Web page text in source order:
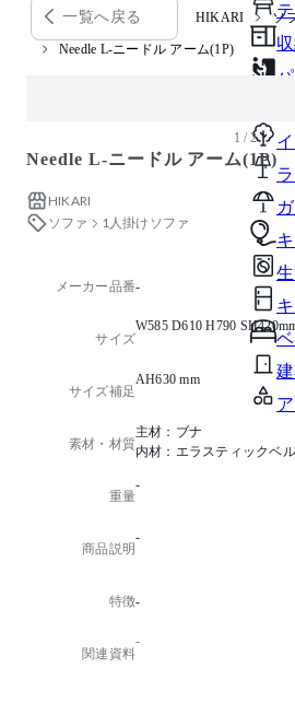
一覧へ戻る HIKARI ソ
Needle L-ニードル アーム(1P)
1 / 2
Needle L-ニードル アーム(1P)
HIKARI
ソファ
1人掛けソファ
メーカー品番-
サイズ
W585 D610 H790
サイズ補足
AH630 mm
素材・材質
主材：ブナ
内材：エラスティックベ
重量
-
商品説明
-
特徴-
関連資料
-